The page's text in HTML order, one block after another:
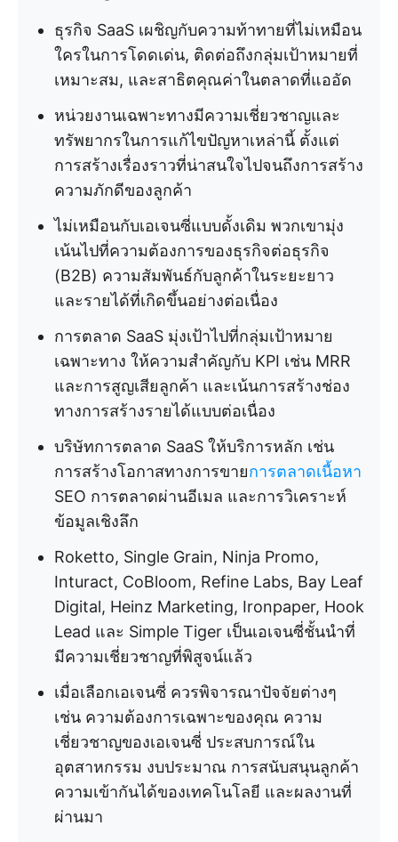
ธุรกิจ SaaS เผชิญกับความท้าทายที่ไม่เหมือน
ใครในการโดดเด่น, ติดต่อถึงกลุ่มเป้าหมายที่
เหมาะสม, และสาธิตคุณค่าในตลาดที่แออัด
หน่วยงานเฉพาะทางมีความเชี่ยวชาญและ
ทรัพยากรในการแก้ไขปัญหาเหล่านี้ ตั้งแต่
การสร้างเรื่องราวที่น่าสนใจไปจนถึงการสร้าง
ความภักดีของลูกค้า
ไม่เหมือนกับเอเจนซี่แบบดั้งเดิม พวกเขามุ่ง
เน้นไปที่ความต้องการของธุรกิจต่อธุรกิจ
(B2B) ความสัมพันธ์กับลูกค้าในระยะยาว
และรายได้ที่เกิดขึ้นอย่างต่อเนื่อง
การตลาด SaaS มุ่งเป้าไปที่กลุ่มเป้าหมาย
เฉพาะทาง ให้ความสำคัญกับ KPI เช่น MRR
และการสูญเสียลูกค้า และเน้นการสร้างช่อง
ทางการสร้างรายได้แบบต่อเนื่อง
บริษัทการตลาด SaaS ให้บริการหลัก เช่น
การสร้างโอกาสทางการขายการตลาดเนื้อหา
SEO การตลาดผ่านอีเมล และการวิเคราะห์
ข้อมูลเชิงลึก
Roketto, Single Grain, Ninja Promo,
Inturact, CoBloom, Refine Labs, Bay Leaf
Digital, Heinz Marketing, Ironpaper, Hook
Lead และ Simple Tiger เป็นเอเจนซี่ชั้นนำที่
มีความเชี่ยวชาญที่พิสูจน์แล้ว
เมื่อเลือกเอเจนซี่ ควรพิจารณาปัจจัยต่างๆ
เช่น ความต้องการเฉพาะของคุณ ความ
เชี่ยวชาญของเอเจนซี่ ประสบการณ์ใน
อุตสาหกรรม งบประมาณ การสนับสนุนลูกค้า
ความเข้ากันได้ของเทคโนโลยี และผลงานที่
ผ่านมา